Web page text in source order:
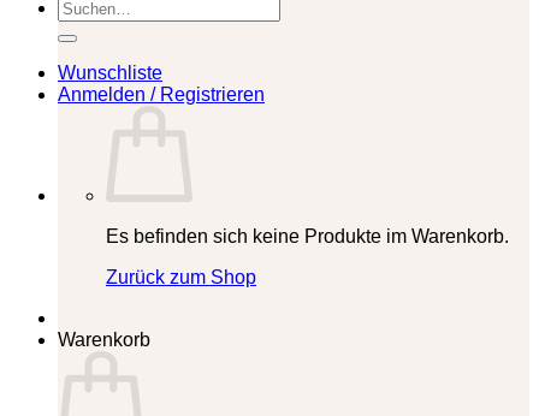
Suchen
nach:
Wunschliste
Anmelden / Registrieren
Es befinden sich keine Produkte im Warenkorb.
Zurück zum Shop
Warenkorb